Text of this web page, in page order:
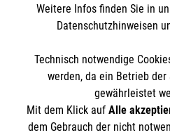
Mediathek
Empfänger: Malteser
BIC: GENODED 1PA7
Soziale Netzwerke
Der Malteser Hilfsdienst e.V.
Weitere Infos finden Sie in
Datenschutzhinweisen
Technisch notwendige
werden, da ein Betrieb
gewährleistet
Mit dem Klick auf Alle
dem Gebrauch der nicht